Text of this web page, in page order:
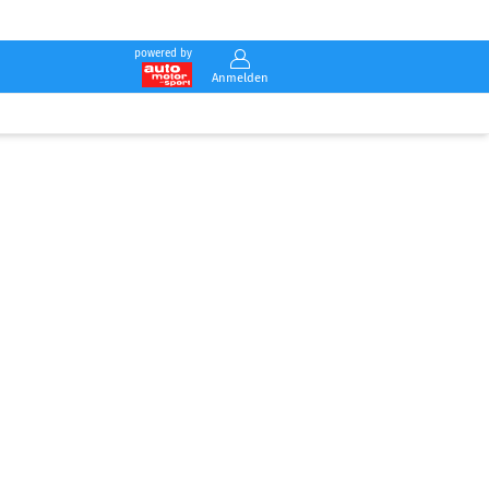
powered by
Anmelden